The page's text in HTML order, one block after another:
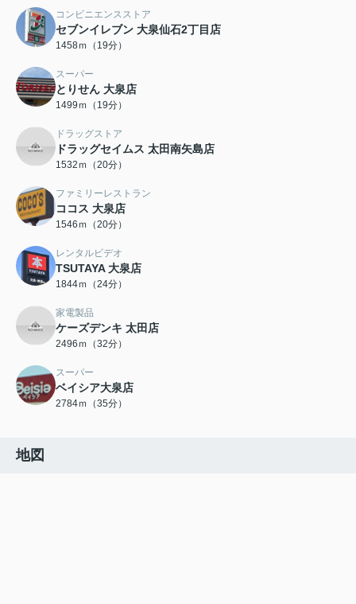
コンビニエンスストア
セブンイレブン 大泉仙石2丁目店
1458ｍ（19分）
スーパー
とりせん 大泉店
1499ｍ（19分）
ドラッグストア
ドラッグセイムス 太田南矢島店
1532ｍ（20分）
ファミリーレストラン
ココス 大泉店
1546ｍ（20分）
レンタルビデオ
TSUTAYA 大泉店
1844ｍ（24分）
家電製品
ケーズデンキ 太田店
2496ｍ（32分）
スーパー
ベイシア大泉店
2784ｍ（35分）
地図